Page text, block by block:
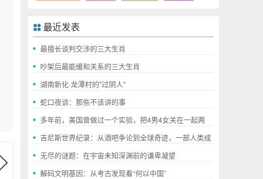
最近发表
最擅长谈判交涉的三大生肖
吵架后最能缓和关系的三大生肖
湖南新化·龙潭村的"过阴人"
蛇口夜谈：那些不该讲的事
多年前，美国曾做过一个实验，把4男4女关在一起两
年，结果如何?
吉尼斯世界纪录：从酒吧争论到全球奇迹，一部人类成
就的“极限”百科全书
无尽的谜题：在宇宙未知深渊前的谦卑凝望
解码文明基因：从考古发现看“何以中国”